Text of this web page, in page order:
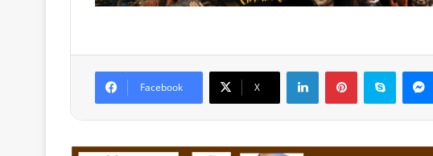
Facebook X
LinkedInPinterestSkype